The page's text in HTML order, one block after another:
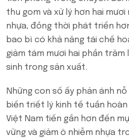
thu gom và xử lý hơn hai
nhựa, đồng thời phát triển
bao bì có khả năng tái chế
giảm tám mươi hai phần trăm
sinh trong sản xuất.
Những con số ấy phản ánh
biến triết lý kinh tế tuần
Việt Nam tiến gần hơn đến
vững và giảm ô nhiễm nhựa